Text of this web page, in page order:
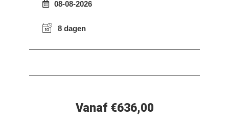
08-08-2026
8 dagen
Vanaf €636,00